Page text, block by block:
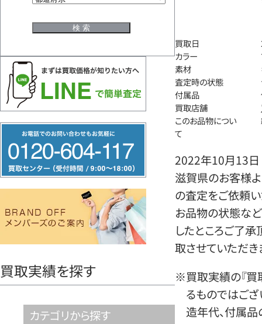
リ
ー
ヤ
買取実績を探す
カテゴリから探す
買取日
カラー
素材
査定時の状態
付属品
買取店舗
このお品物につい
て
2022年10月13日
滋賀県のお客様よ
の査定をご依頼い
お品物の状態など
したところご了
取させていただき
※買取実績の『買
るものではござ
造年代、付属品